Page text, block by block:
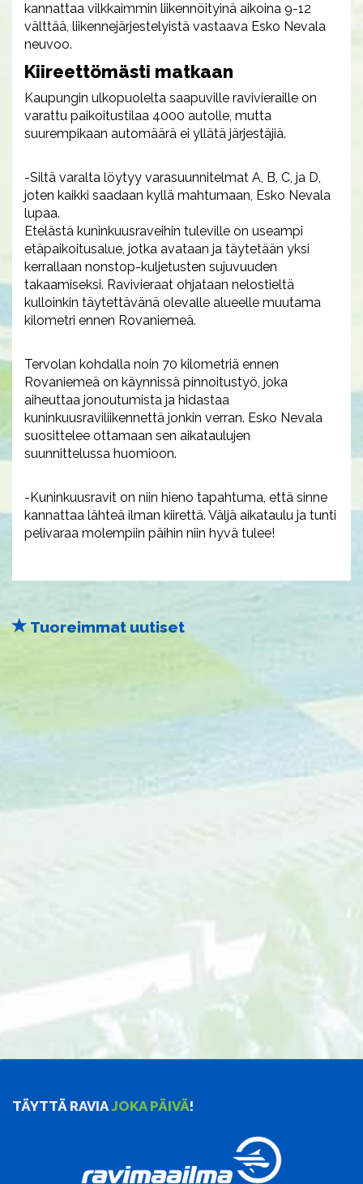
kannattaa vilkkaimmin liikennöityinä aikoina 9-12
välttää, liikennejärjestelyistä vastaava Esko Nevala
neuvoo.
Kiireettömästi matkaan
Kaupungin ulkopuolelta saapuville ravivieraille on
varattu paikoitustilaa 4000 autolle, mutta
suurempikaan automäärä ei yllätä järjestäjiä.
-Siltä varalta löytyy varasuunnitelmat A, B, C, ja D,
joten kaikki saadaan kyllä mahtumaan, Esko Nevala
lupaa.
Etelästä kuninkuusraveihin tuleville on useampi
etäpaikoitusalue, jotka avataan ja täytetään yksi
kerrallaan nonstop-kuljetusten sujuvuuden
takaamiseksi. Ravivieraat ohjataan nelostieltä
kulloinkin täytettävänä olevalle alueelle muutama
kilometri ennen Rovaniemeä.
Tervolan kohdalla noin 70 kilometriä ennen
Rovaniemeä on käynnissä pinnoitustyö, joka
aiheuttaa jonoutumista ja hidastaa
kuninkuusraviliikennettä jonkin verran. Esko Nevala
suosittelee ottamaan sen aikataulujen
suunnittelussa huomioon.
-Kuninkuusravit on niin hieno tapahtuma, että sinne
kannattaa lähteä ilman kiirettä. Väljä aikataulu ja tunti
pelivaraa molempiin päihin niin hyvä tulee!
Tuoreimmat uutiset
TÄYTTÄ RAVIAJOKA PÄIVÄ!